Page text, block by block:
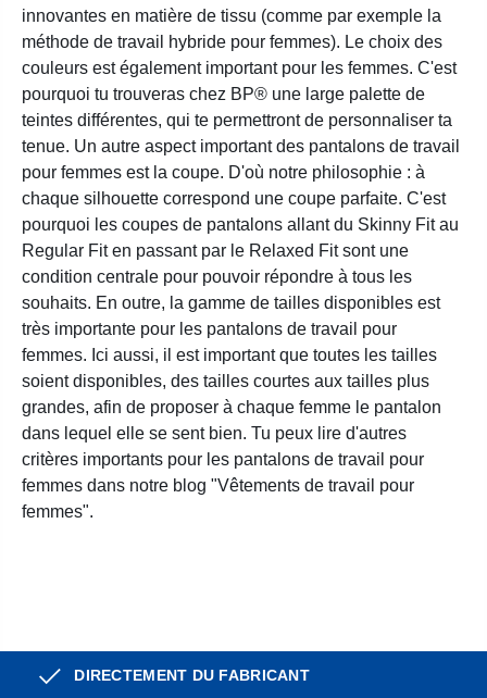
innovantes en matière de tissu (comme par exemple la
méthode de travail hybride pour femmes). Le choix des
couleurs est également important pour les femmes. C'est
pourquoi tu trouveras chez BP® une large palette de
teintes différentes, qui te permettront de personnaliser ta
tenue. Un autre aspect important des pantalons de travail
pour femmes est la coupe. D'où notre philosophie : à
chaque silhouette correspond une coupe parfaite. C'est
pourquoi les coupes de pantalons allant du Skinny Fit au
Regular Fit en passant par le Relaxed Fit sont une
condition centrale pour pouvoir répondre à tous les
souhaits. En outre, la gamme de tailles disponibles est
très importante pour les pantalons de travail pour
femmes. Ici aussi, il est important que toutes les tailles
soient disponibles, des tailles courtes aux tailles plus
grandes, afin de proposer à chaque femme le pantalon
dans lequel elle se sent bien. Tu peux lire d'autres
critères importants pour les pantalons de travail pour
femmes dans notre blog "Vêtements de travail pour
femmes".
DIRECTEMENT DU FABRICANT